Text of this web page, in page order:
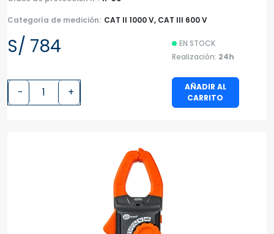
Categoría de medición: CAT II 1000 V, CAT III 600 V
S/ 784
- +
EN STOCK
Realización: 24h
AÑADIR AL
CARRITO